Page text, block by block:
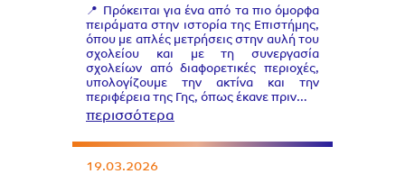
📍 Πρόκειται για ένα από τα πιο όμορφα
πειράματα στην ιστορία της Επιστήμης,
όπου με απλές μετρήσεις στην αυλή του
σχολείου και με τη συνεργασία
σχολείων από διαφορετικές περιοχές,
υπολογίζουμε την ακτίνα και την
περιφέρεια της Γης, όπως έκανε πριν…
περισσότερα
19.03.2026